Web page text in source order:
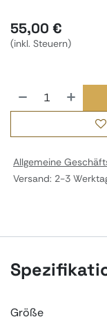
55,00 €
(inkl. Steuern)
Allgemeine
Versand: 2-3
Größe